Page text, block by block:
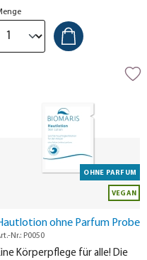
OHNE PARFUM
VEGAN
ohne Parfum Probe
Nr.: P0050
Körperpflege für alle! Die